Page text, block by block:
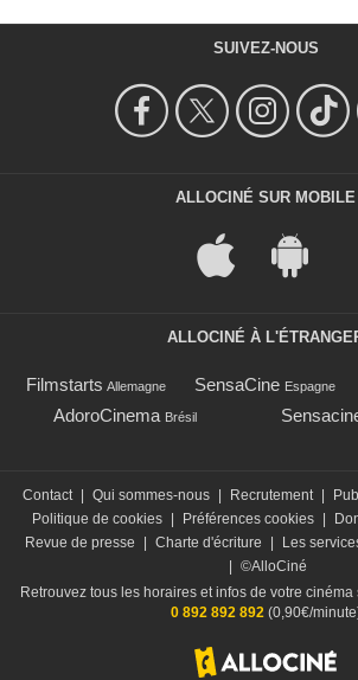
SUIVEZ-NOUS
ALLOCINÉ SUR MOBILE
ALLOCINÉ À
Filmstarts Allemagne SensaCine Espagne
AdoroCinema Brésil
Contact Qui sommes-nous Recrutement
Politique de cookies
Préférences cookies
Revue de presse
Charte d'écriture Les
©AlloCiné
Retrouvez tous les horaires et infos de votre
0 892 892 892(0,90€/